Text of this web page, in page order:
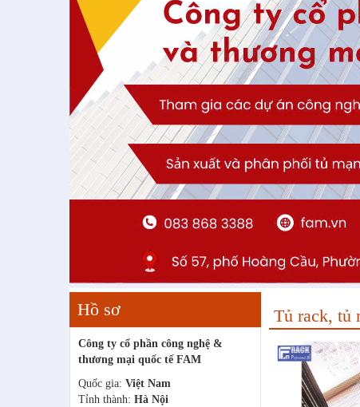
Hồ sơ
Công ty cổ phần công nghệ &
thương mại quốc tế FAM
Quốc gia: Việt Nam
Tỉnh thành: Hà Nội
Tủ rack, tủ